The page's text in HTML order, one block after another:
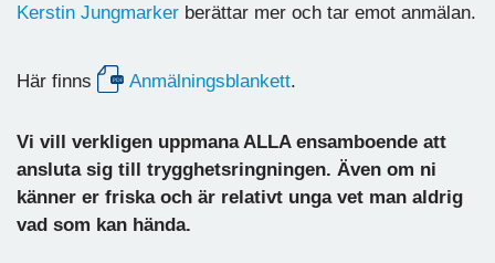
Kerstin Jungmarker berättar mer och tar emot anmälan.
Här finns Anmälningsblankett.
Vi vill verkligen uppmana ALLA ensamboende att
ansluta sig till trygghetsringningen. Även om ni
känner er friska och är relativt unga vet man aldrig
vad som kan hända.